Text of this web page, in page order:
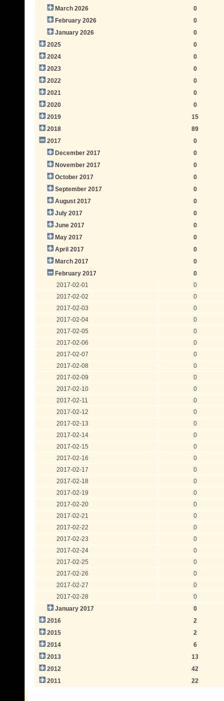
March 2026
0
February 2026
0
January 2026
0
2025
0
2024
0
2023
0
2022
0
2021
0
2020
0
2019
15
2018
89
2017
0
December 2017
0
November 2017
0
October 2017
0
September 2017
0
August 2017
0
July 2017
0
June 2017
0
May 2017
0
April 2017
0
March 2017
0
February 2017
0
2017-02-01
0
2017-02-02
0
2017-02-03
0
2017-02-04
0
2017-02-05
0
2017-02-06
0
2017-02-07
0
2017-02-08
0
2017-02-09
0
2017-02-10
0
2017-02-11
0
2017-02-12
0
2017-02-13
0
2017-02-14
0
2017-02-15
0
2017-02-16
0
2017-02-17
0
2017-02-18
0
2017-02-19
0
2017-02-20
0
2017-02-21
0
2017-02-22
0
2017-02-23
0
2017-02-24
0
2017-02-25
0
2017-02-26
0
2017-02-27
0
2017-02-28
0
January 2017
0
2016
2
2015
2
2014
6
2013
13
2012
42
2011
22